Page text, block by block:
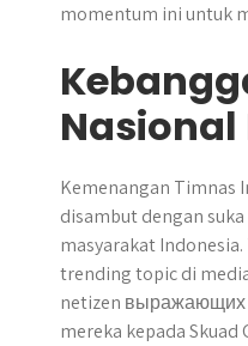
momentum ini untuk
Kemenangan Timnas
disambut dengan
masyarakat
trending topic di
netizen выражающих
mereka kepada